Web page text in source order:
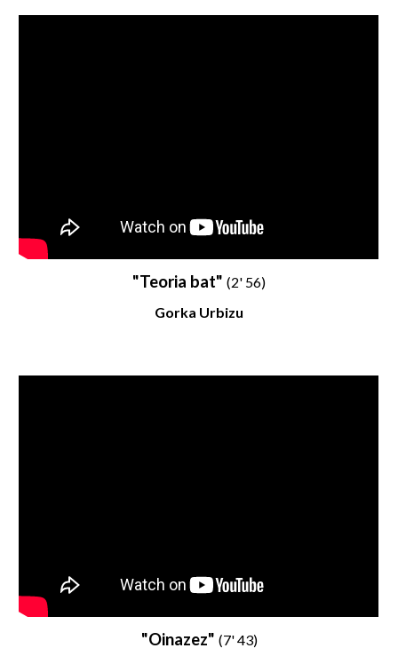
"Teoria bat" (2' 56)
Gorka Urbizu
"Oinazez" (7' 43)